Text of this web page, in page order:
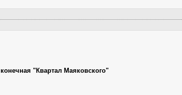
конечная "Квартал Маяковского"